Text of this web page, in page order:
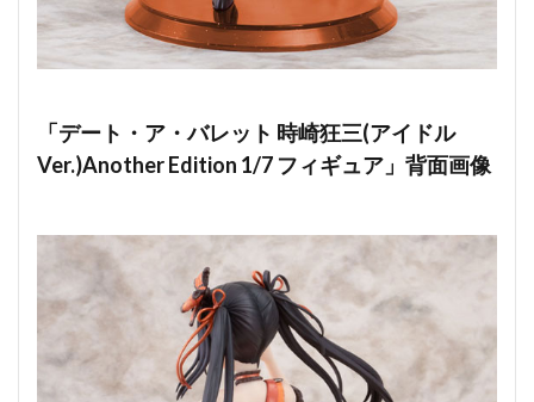
「デート・ア・バレット 時崎狂三(アイドル
Ver.)Another Edition 1/7 フィギュア」背面画像